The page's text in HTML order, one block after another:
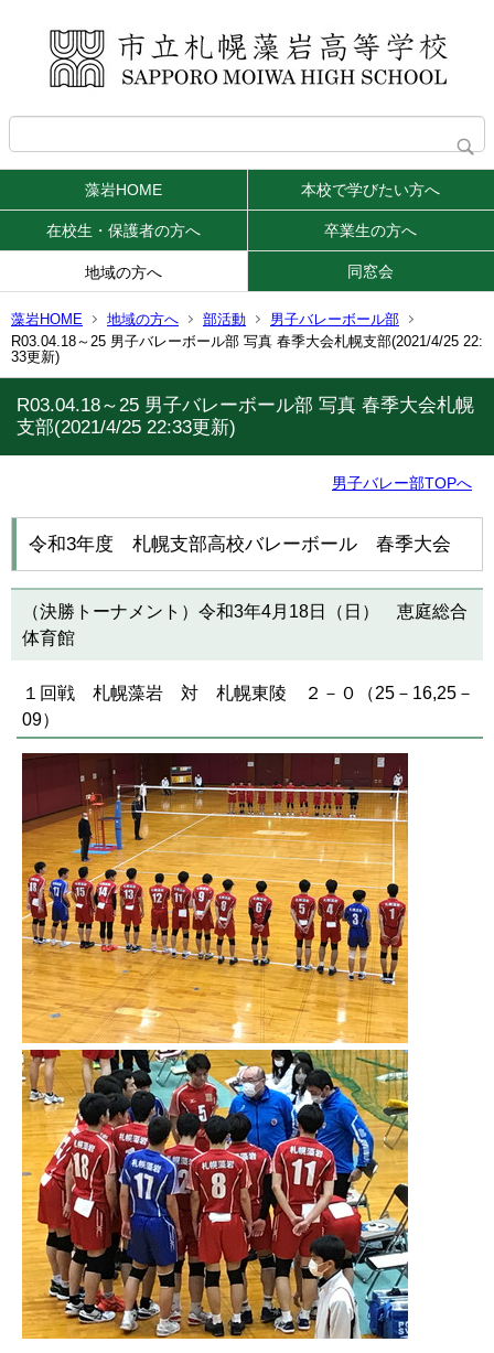
藻岩HOME 本校で学びたい方へ
在校生・保護者の方へ 卒業生の方へ
地域の方へ 同窓会
藻岩HOME 地域の方へ 部活動
男子バレーボール部
R03.04.18～25 男子バレーボール部 写真 春季大会札幌支部(2021/4/25 22:
33更新)
R03.04.18～25 男子バレーボール部 写真 春季大会札幌
支部(2021/4/25 22:33更新)
男子バレー部TOPへ
令和3年度 札幌支部高校バレーボール 春季大会
（決勝トーナメント）令和3年4月18日（日） 恵庭総合
体育館
１回戦 札幌藻岩 対 札幌東陵 ２－０（25－16,25－
09）